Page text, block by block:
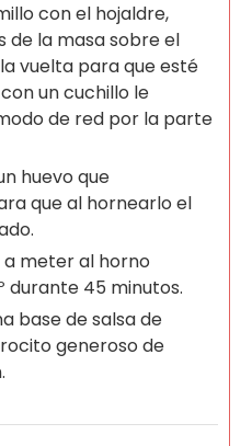
con el hojaldre,
de la masa sobre el
vuelta para que esté
un cuchillo le
de red por la parte
huevo que
que al hornearlo el
meter al horno
durante 45 minutos.
base de salsa de
generoso de